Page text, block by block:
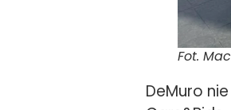
Fot.
DeMuro